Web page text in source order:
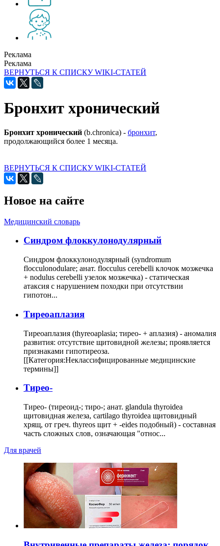
Реклама
Реклама
ВЕРНУТЬСЯ К СПИСКУ WIKI-СТАТЕЙ
Бронхит хронический
Бронхит хронический (b.chronica) - бронхит,
продолжающийся более 1 месяца.
ВЕРНУТЬСЯ К СПИСКУ WIKI-СТАТЕЙ
Новое на сайте
Медицинский словарь
Cиндром флоккулонодулярный
Синдром флоккулонодулярный (syndromum
flocculonodulare; анат. flocculus cerebelli клочок мозжечка
+ nodulus cerebelli узелок мозжечка) - статическая
атаксия с нарушением походки при отсутствии
гипотон...
Тиреоаплазия
Тиреоаплазия (thyreoaplasia; тирео- + аплазия) - аномалия
развития: отсутствие щитовидной железы; проявляется
признаками гипотиреоза.
[[Категория:Неклассифицированные медицинские
термины]]
Тирео-
Тирео- (тиреоид-; тиро-; анат. glandula thyroidea
щитовидная железа, cartilago thyroidea щитовидный
хрящ, от греч. thyreos щит + -eides подобный) - составная
часть сложных слов, означающая "относ...
Для врачей